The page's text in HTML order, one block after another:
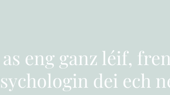
eng ganz léif,
dei ech